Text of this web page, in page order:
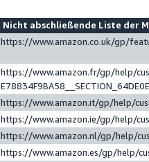
Nicht abschließende Liste der
https://www.amazon.co.uk/gp/
https://www.amazon.fr/gp/help/
https://www.amazon.it/gp/help/
https://www.amazon.ie/gp/help/
https://www.amazon.nl/gp/help/
https://www.amazon.es/gp/help/